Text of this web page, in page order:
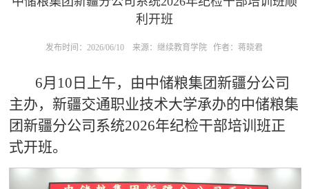
利开班
发布时间：2026/06/10 来源：继续教育学院 作者：​蒋晓君
6月10日上午，由中储粮集团新疆分公司
主办，新疆交通职业技术大学承办的中储粮集
团新疆分公司系统2026年纪检干部培训班正
式开班。